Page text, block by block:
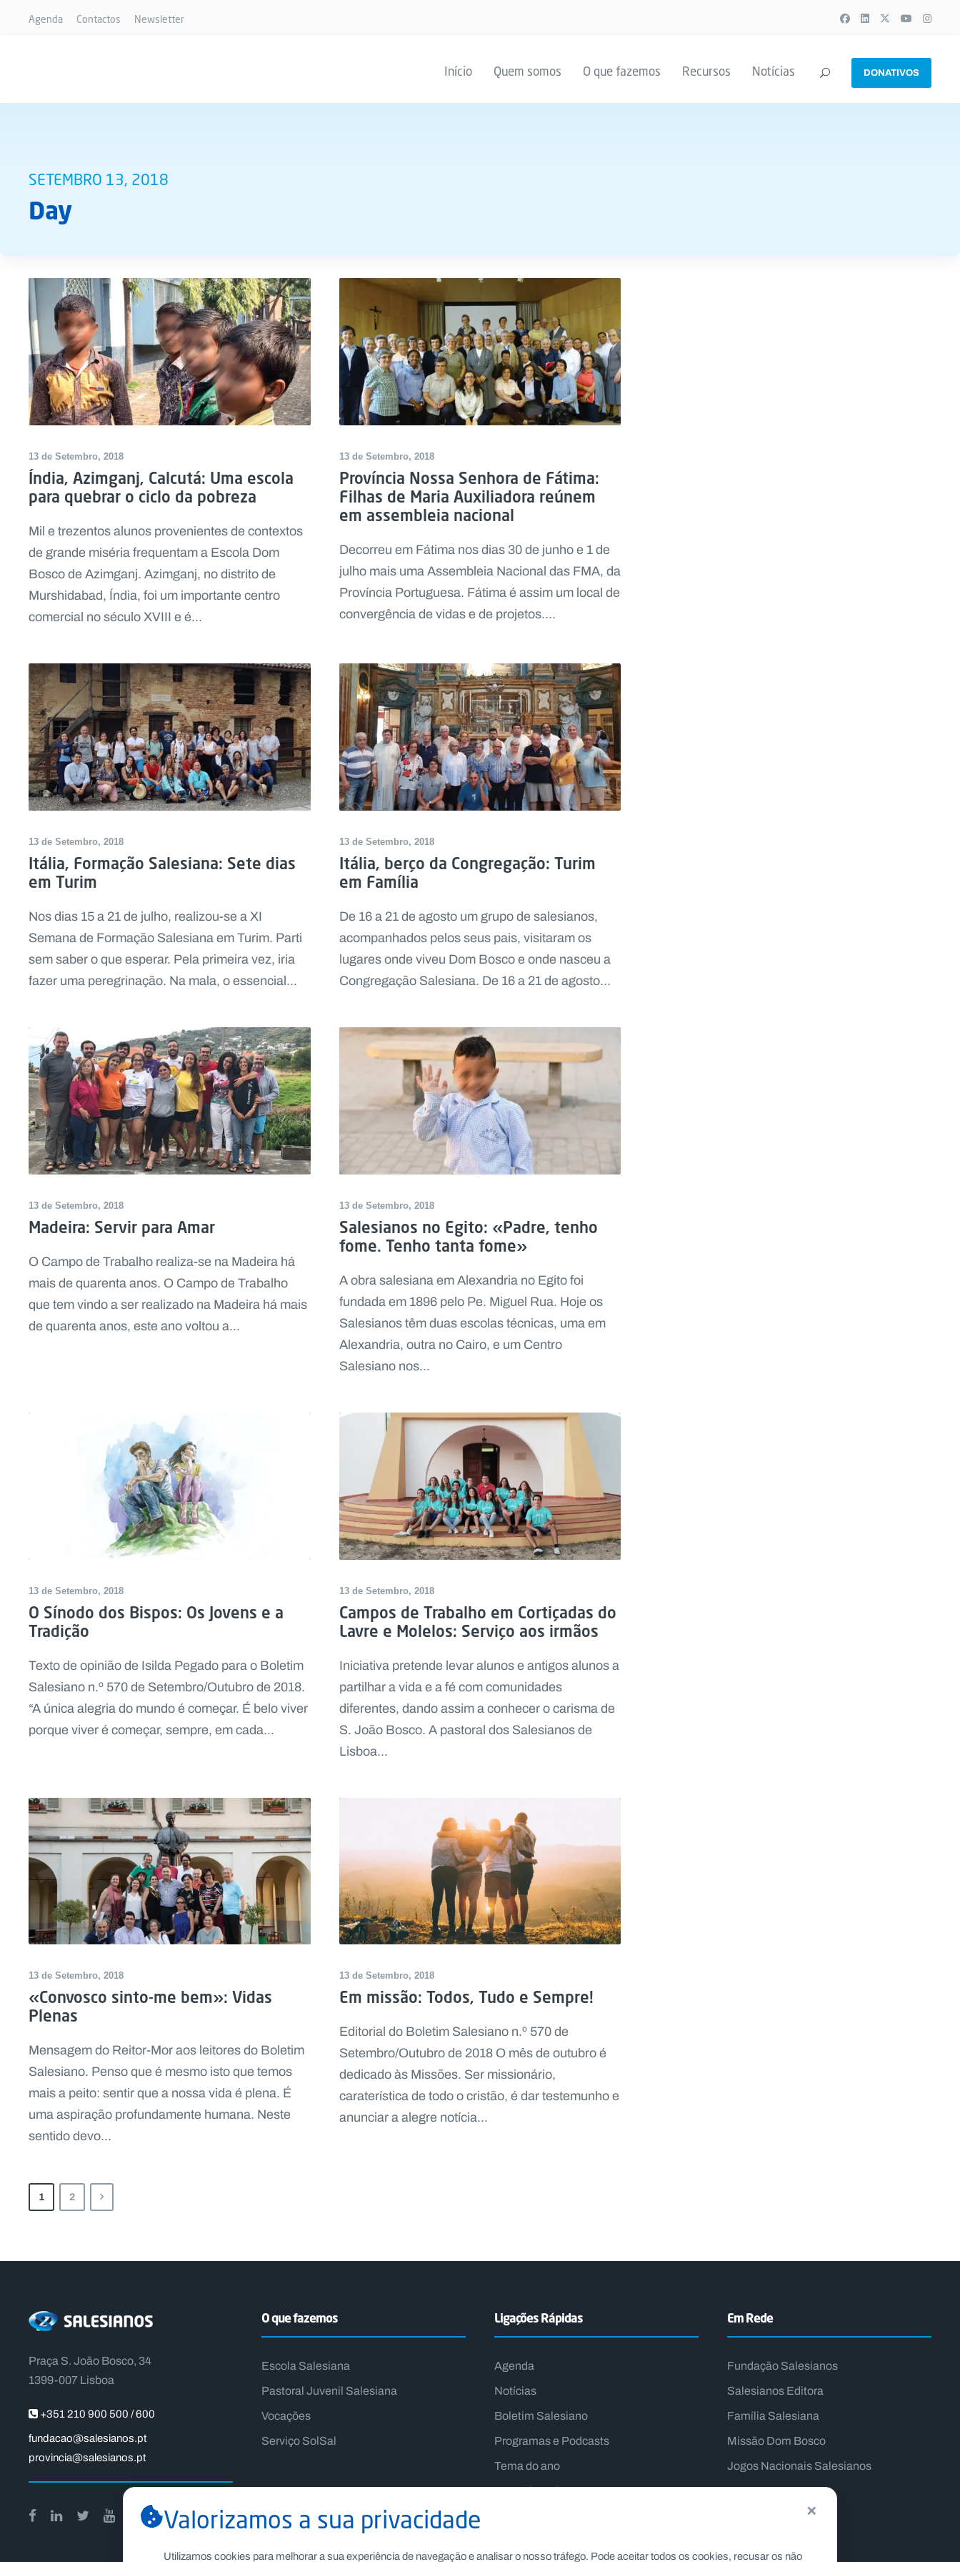
Agenda Contactos Newsletter
Início Quem somos O que fazemos Recursos Notícias DONATIVOS
SETEMBRO 13, 2018
Day
13 de Setembro, 2018
Índia, Azimganj, Calcutá: Uma escola
para quebrar o ciclo da pobreza
Mil e trezentos alunos provenientes de contextos
de grande miséria frequentam a Escola Dom
Bosco de Azimganj. Azimganj, no distrito de
Murshidabad, Índia, foi um importante centro
comercial no século XVIII e é...
13 de Setembro, 2018
Província Nossa Senhora de Fátima:
Filhas de Maria Auxiliadora reúnem
em assembleia nacional
Decorreu em Fátima nos dias 30 de junho e 1 de
julho mais uma Assembleia Nacional das FMA, da
Província Portuguesa. Fátima é assim um local de
convergência de vidas e de projetos....
13 de Setembro, 2018
Itália, Formação Salesiana: Sete dias
em Turim
Nos dias 15 a 21 de julho, realizou-se a XI
Semana de Formação Salesiana em Turim. Parti
sem saber o que esperar. Pela primeira vez, iria
fazer uma peregrinação. Na mala, o essencial...
13 de Setembro, 2018
Itália, berço da Congregação: Turim
em Família
De 16 a 21 de agosto um grupo de salesianos,
acompanhados pelos seus pais, visitaram os
lugares onde viveu Dom Bosco e onde nasceu a
Congregação Salesiana. De 16 a 21 de agosto...
13 de Setembro, 2018
Madeira: Servir para Amar
O Campo de Trabalho realiza-se na Madeira há
mais de quarenta anos. O Campo de Trabalho
que tem vindo a ser realizado na Madeira há mais
de quarenta anos, este ano voltou a...
13 de Setembro, 2018
Salesianos no Egito: «Padre, tenho
fome. Tenho tanta fome»
A obra salesiana em Alexandria no Egito foi
fundada em 1896 pelo Pe. Miguel Rua. Hoje os
Salesianos têm duas escolas técnicas, uma em
Alexandria, outra no Cairo, e um Centro
Salesiano nos...
13 de Setembro, 2018
O Sínodo dos Bispos: Os Jovens e a
Tradição
Texto de opinião de Isilda Pegado para o Boletim
Salesiano n.º 570 de Setembro/Outubro de 2018.
“A única alegria do mundo é começar. É belo viver
porque viver é começar, sempre, em cada...
13 de Setembro, 2018
Campos de Trabalho em Cortiçadas do
Lavre e Molelos: Serviço aos irmãos
Iniciativa pretende levar alunos e antigos alunos a
partilhar a vida e a fé com comunidades
diferentes, dando assim a conhecer o carisma de
S. João Bosco. A pastoral dos Salesianos de
Lisboa...
13 de Setembro, 2018
«Convosco sinto-me bem»: Vidas
Plenas
Mensagem do Reitor-Mor aos leitores do Boletim
Salesiano. Penso que é mesmo isto que temos
mais a peito: sentir que a nossa vida é plena. É
uma aspiração profundamente humana. Neste
sentido devo...
13 de Setembro, 2018
Em missão: Todos, Tudo e Sempre!
Editorial do Boletim Salesiano n.º 570 de
Setembro/Outubro de 2018 O mês de outubro é
dedicado às Missões. Ser missionário,
caraterística de todo o cristão, é dar testemunho e
anunciar a alegre notícia...
1 2
Praça S. João Bosco, 34
1399-007 Lisboa
+351 210 900 500 / 600
fundacao@salesianos.pt
provincia@salesianos.pt
O que fazemos
Escola Salesiana
Pastoral Juvenil Salesiana
Vocações
Serviço SolSal
Ligações Rápidas
Agenda
Notícias
Boletim Salesiano
Programas e Podcasts
Tema do ano
Lema do Reitor-Mor
Em Rede
Fundação Salesianos
Salesianos Editora
Família Salesiana
Missão Dom Bosco
Jogos Nacionais Salesianos
×
Valorizamos a sua privacidade
Utilizamos cookies para melhorar a sua experiência de navegação e analisar o nosso tráfego. Pode aceitar todos os cookies, recusar os não